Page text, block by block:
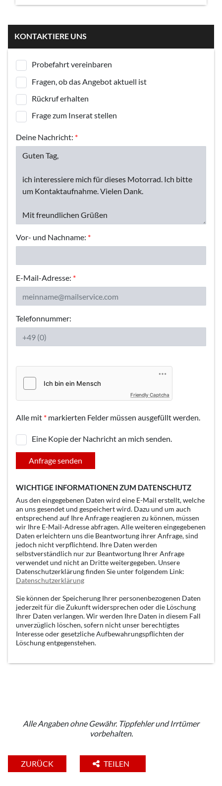
KONTAKTIERE UNS
Probefahrt vereinbaren
Fragen, ob das Angebot aktuell ist
Rückruf erhalten
Frage zum Inserat stellen
Deine Nachricht: *
Vor- und Nachname: *
E-Mail-Adresse: *
Telefonnummer:
Friendly Captcha
Alle mit * markierten Felder müssen ausgefüllt werden.
Eine Kopie der Nachricht an mich senden.
Anfrage senden
WICHTIGE INFORMATIONEN ZUM DATENSCHUTZ
Aus den eingegebenen Daten wird eine E-Mail erstellt, welche
an uns gesendet und gespeichert wird. Dazu und um auch
entsprechend auf Ihre Anfrage reagieren zu können, müssen
wir Ihre E-Mail-Adresse abfragen. Alle weiteren eingegebenen
Daten erleichtern uns die Beantwortung ihrer Anfrage, sind
jedoch nicht verpflichtend. Ihre Daten werden
selbstverständlich nur zur Beantwortung Ihrer Anfrage
verwendet und nicht an Dritte weitergegeben. Unsere
Datenschutzerklärung finden Sie unter folgendem Link:
Datenschutzerklärung
Sie können der Speicherung Ihrer personenbezogenen Daten
jederzeit für die Zukunft widersprechen oder die Löschung
Ihrer Daten verlangen. Wir werden Ihre Daten in diesem Fall
unverzüglich löschen, sofern nicht unser berechtigtes
Interesse oder gesetzliche Aufbewahrungspflichten der
Löschung entgegenstehen.
Alle Angaben ohne Gewähr. Tippfehler und Irrtümer
vorbehalten.
ZURÜCK TEILEN